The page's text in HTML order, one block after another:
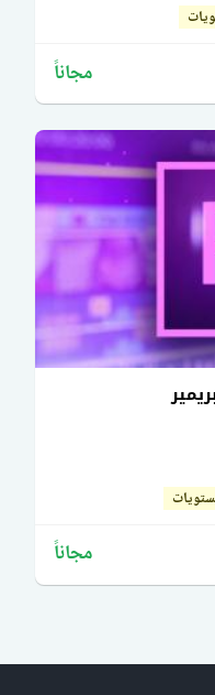
مجاناً
مجاناً